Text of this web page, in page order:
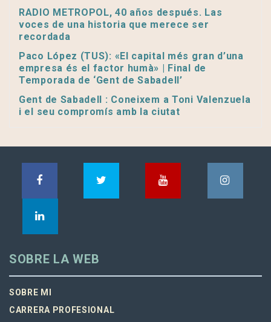
RADIO METROPOL, 40 años después. Las
voces de una historia que merece ser
recordada
Paco López (TUS): «El capital més gran d’una
empresa és el factor humà» | Final de
Temporada de ‘Gent de Sabadell’
Gent de Sabadell : Coneixem a Toni Valenzuela
i el seu compromís amb la ciutat
SOBRE LA WEB
SOBRE MI
CARRERA PROFESIONAL